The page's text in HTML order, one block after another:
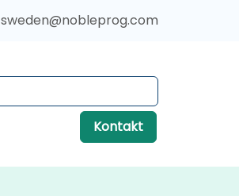
sweden@nobleprog.com
Kontakt